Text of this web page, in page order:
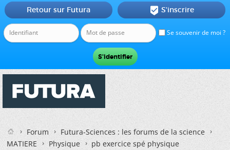
Se souvenir de moi ?
Retour sur Futura  S'inscrire
Forum
Futura-Sciences : les forums de la science
MATIERE
Physique pb exercice spé physique